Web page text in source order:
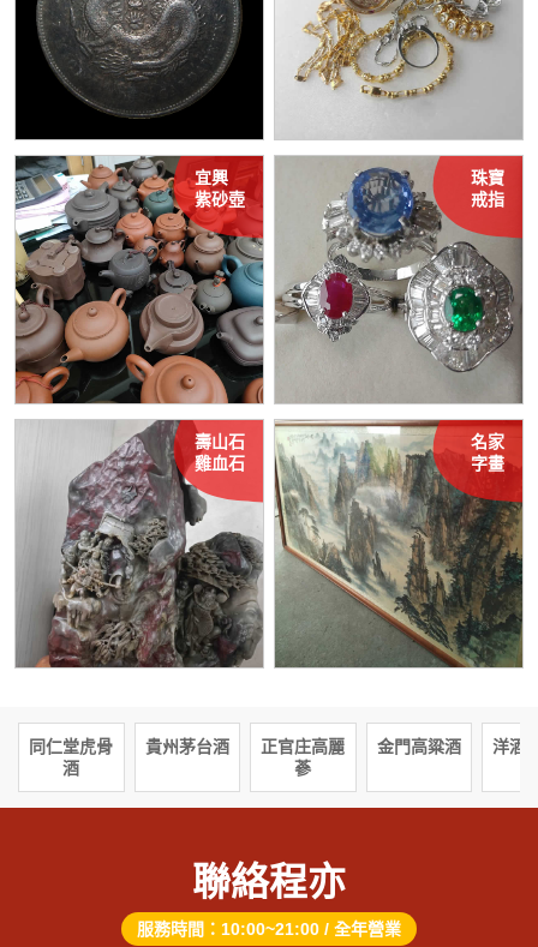
宜興
紫砂壺
珠寶
戒指
壽山石
雞血石
名家
字畫
同仁堂虎骨
酒
貴州茅台酒
正官庄高麗
蔘
金門高粱酒 洋酒
聯絡程亦
服務時間：10:00~21:00 / 全年營業